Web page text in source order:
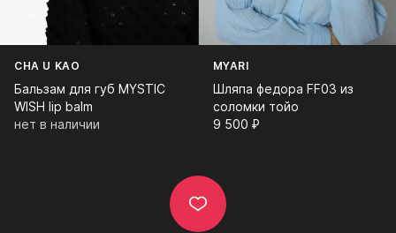
CHA U KAO
Бальзам для губ MYSTIC
WISH lip balm
нет в наличии
MYARI
Шляпа федора FF03 из
соломки тойо
9 500⁠ ⁠₽